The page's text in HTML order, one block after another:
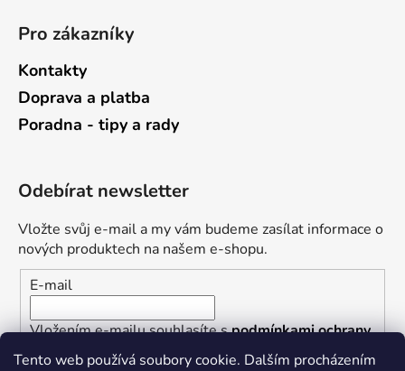
Tento web používá soubory cookie. Dalším procházením
Pro zákazníky
Kontakty
Doprava a platba
Poradna - tipy a rady
Odebírat newsletter
Vložte svůj e-mail a my vám budeme zasílat informace o
nových produktech na našem e-shopu.
E-mail
Vložením e-mailu souhlasíte spodmínkami ochrany
osobních údajů